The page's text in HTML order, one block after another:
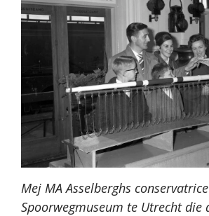
Mej MA Asselberghs
Spoorwegmuseum te Utrecht die